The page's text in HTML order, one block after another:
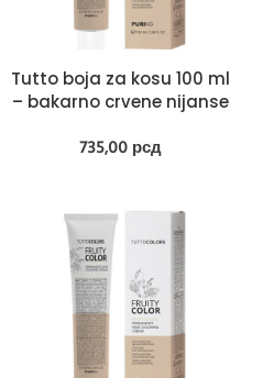
Tutto boja za kosu 100 ml
– bakarno crvene nijanse
735,00 рсд